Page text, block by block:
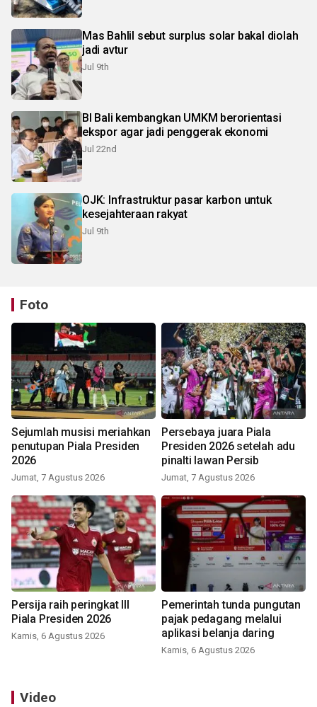
Mas Bahlil sebut surplus solar bakal diolah
jadi avtur
Jul 9th
BI Bali kembangkan UMKM berorientasi
ekspor agar jadi penggerak ekonomi
Jul 22nd
OJK: Infrastruktur pasar karbon untuk
kesejahteraan rakyat
Jul 9th
Foto
Sejumlah musisi meriahkan
penutupan Piala Presiden
2026
Jumat, 7 Agustus 2026
Persebaya juara Piala
Presiden 2026 setelah adu
pinalti lawan Persib
Jumat, 7 Agustus 2026
Persija raih peringkat III
Piala Presiden 2026
Kamis, 6 Agustus 2026
Pemerintah tunda pungutan
pajak pedagang melalui
aplikasi belanja daring
Kamis, 6 Agustus 2026
Video